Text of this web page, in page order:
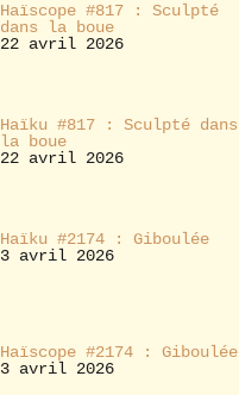
Haïscope #817 : Sculpté
dans la boue
22 avril 2026
Haïku #817 : Sculpté dans
la boue
22 avril 2026
Haïku #2174 : Giboulée
3 avril 2026
Haïscope #2174 : Giboulée
3 avril 2026